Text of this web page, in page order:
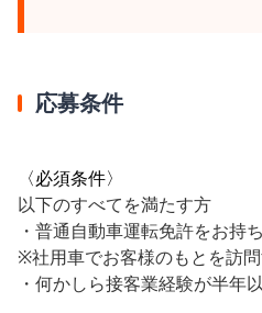
応募条件
〈必須条件〉
以下のすべてを満たす方
・普通自動車運転免許をお持
※社用車でお客様のもとを訪
・何かしら接客業経験が半年